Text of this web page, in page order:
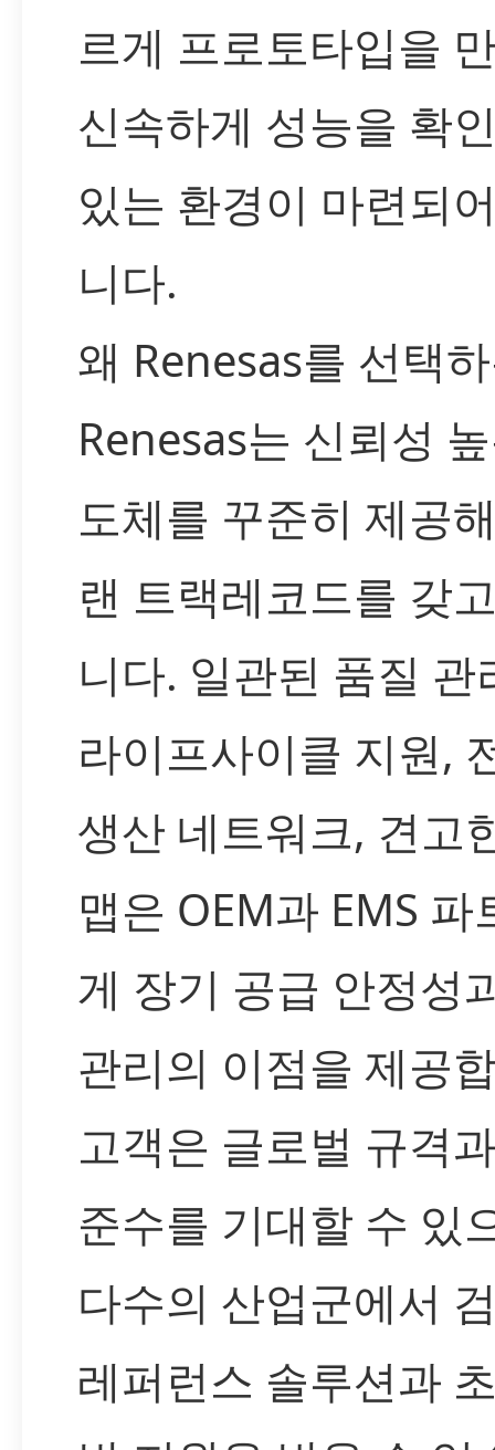
르게 프로토타입을
신속하게 성능을 확
있는 환경이 마련되
니다.
왜 Renesas를 선택
Renesas는 신뢰성
도체를 꾸준히 제공
랜 트랙레코드를 갖
니다. 일관된 품질 관
라이프사이클 지원,
생산 네트워크, 견고
맵은 OEM과 EMS 파
게 장기 공급 안정성
관리의 이점을 제공
고객은 글로벌 규격
준수를 기대할 수 있
다수의 산업군에서
레퍼런스 솔루션과